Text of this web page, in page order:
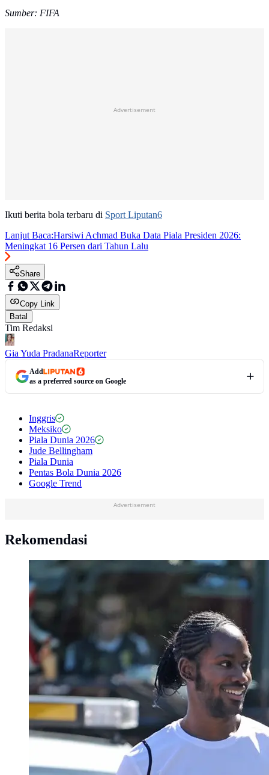
Sumber: FIFA
Advertisement
Ikuti berita bola terbaru di Sport Liputan6
Lanjut Baca:Harsiwi Achmad Buka Data Piala Presiden 2026:
Meningkat 16 Persen dari Tahun Lalu
Share
Copy Link
Batal
Tim Redaksi
Gia Yuda PradanaReporter
Add
as a preferred source on Google
Inggris
Meksiko
Piala Dunia 2026
Jude Bellingham
Piala Dunia
Pentas Bola Dunia 2026
Google Trend
Advertisement
Rekomendasi